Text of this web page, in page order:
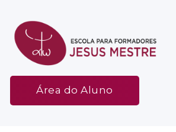
Área do Aluno
Início
Associação